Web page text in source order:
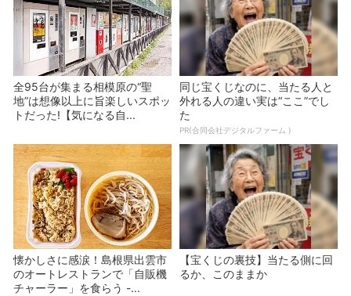
全95台が集まる相模原の“聖
地”は想像以上に旨楽しいスポッ
トだった!【気になる自...
同じ宝くじなのに、当たる人と
外れる人の違い実は“ここ”でし
た
PR(合同会社デジタルファーム )
懐かしさに感涙！島根県出雲市
のオートレストランで「自販機
チャーラー」を食らう -...
【宝くじの裏技】当たる側に回
るか、このままか